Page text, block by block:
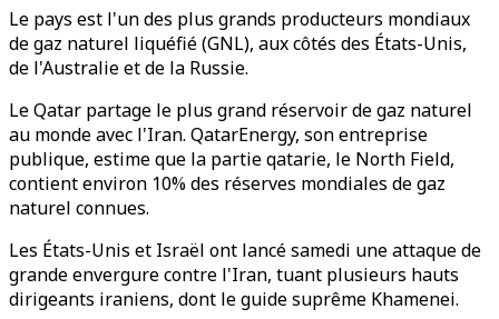
Le pays est l'un des plus grands producteurs mondiaux
de gaz naturel liquéfié (GNL), aux côtés des États-Unis,
de l'Australie et de la Russie.
Le Qatar partage le plus grand réservoir de gaz naturel
au monde avec l'Iran. QatarEnergy, son entreprise
publique, estime que la partie qatarie, le North Field,
contient environ 10% des réserves mondiales de gaz
naturel connues.
Les États-Unis et Israël ont lancé samedi une attaque de
grande envergure contre l'Iran, tuant plusieurs hauts
dirigeants iraniens, dont le guide suprême Khamenei.